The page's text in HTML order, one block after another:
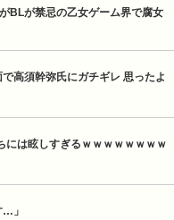
BLが禁忌の乙女ゲーム界で腐女
高須幹弥氏にガチギレ 思ったよ
には眩しすぎるｗｗｗｗｗｗｗｗ
…」